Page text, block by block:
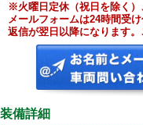
※火曜日定休（祝日を除く）
メールフォームは24時間受
返信が翌日以降になります。
装備詳細